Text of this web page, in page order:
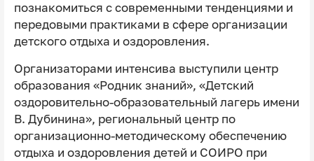
познакомиться с современными тенденциями и
передовыми практиками в сфере организации
детского отдыха и оздоровления.
Организаторами интенсива выступили центр
образования «Родник знаний», «Детский
оздоровительно-образовательный лагерь имени
В. Дубинина», региональный центр по
организационно-методическому обеспечению
отдыха и оздоровления детей и СОИРО при